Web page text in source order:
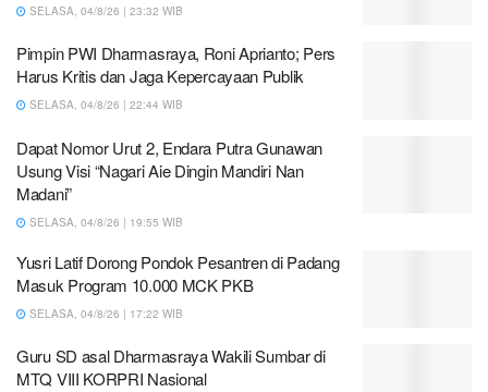
SELASA, 04/8/26 | 23:32 WIB
Pimpin PWI Dharmasraya, Roni Aprianto; Pers
Harus Kritis dan Jaga Kepercayaan Publik
SELASA, 04/8/26 | 22:44 WIB
Dapat Nomor Urut 2, Endara Putra Gunawan
Usung Visi “Nagari Aie Dingin Mandiri Nan
Madani”
SELASA, 04/8/26 | 19:55 WIB
Yusri Latif Dorong Pondok Pesantren di Padang
Masuk Program 10.000 MCK PKB
SELASA, 04/8/26 | 17:22 WIB
Guru SD asal Dharmasraya Wakili Sumbar di
MTQ VIII KORPRI Nasional